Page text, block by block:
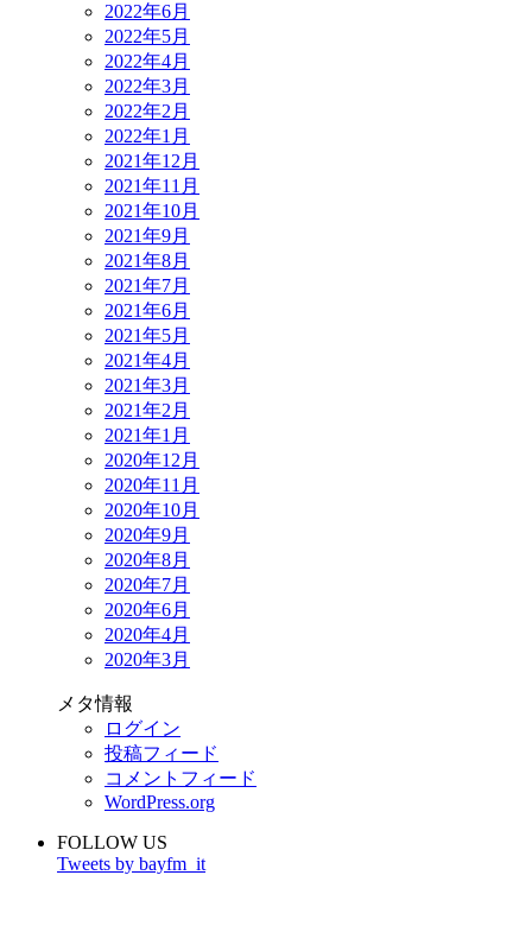
2022年6月
2022年5月
2022年4月
2022年3月
2022年2月
2022年1月
2021年12月
2021年11月
2021年10月
2021年9月
2021年8月
2021年7月
2021年6月
2021年5月
2021年4月
2021年3月
2021年2月
2021年1月
2020年12月
2020年11月
2020年10月
2020年9月
2020年8月
2020年7月
2020年6月
2020年4月
2020年3月
メタ情報
ログイン
投稿フィード
コメントフィード
WordPress.org
FOLLOW US
Tweets by bayfm_it